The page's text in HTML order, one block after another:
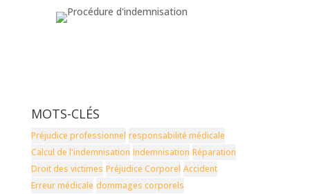
MOTS-CLÉS
Préjudice professionnel responsabilité médicale
Calcul de l'indemnisation Indemnisation Réparation
Droit des victimes Préjudice Corporel Accident
Erreur médicale dommages corporels